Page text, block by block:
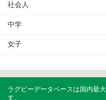
社会人
中学
女子
ラグビーデータベースは国内最
す。